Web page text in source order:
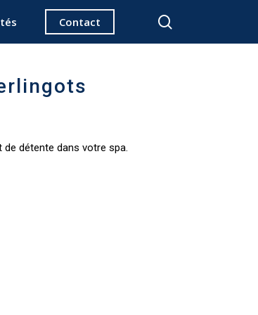
Contact
détente dans votre spa.